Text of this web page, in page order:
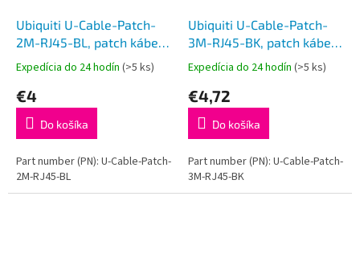
Ubiquiti U-Cable-Patch-
2M-RJ45-BL, patch kábel,
2m, Cat6, modrý
Expedícia do 24 hodín (>5 ks)
€4
Do košíka
Part number (PN): U-Cable-Patch-
2M-RJ45-BL
Ubiquiti U-Cable-Patch-
3M-RJ45-BK, patch kábel,
3m, Cat6, čierny
Expedícia do 24 hodín (>5 ks)
€4,72
Do košíka
Part number (PN): U-Cable-Patch-
3M-RJ45-BK